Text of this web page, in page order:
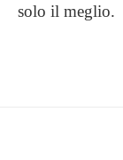
solo il meglio.